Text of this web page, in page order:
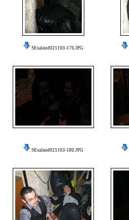
SEsalaud021103-176.JPG
SEsalaud021103-180.JPG